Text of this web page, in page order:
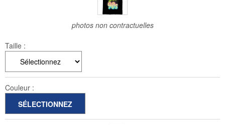
photos non contractuelles
Taille :
Couleur :